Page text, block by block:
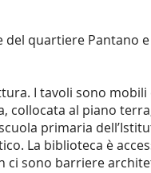
quartiere Pantano
I tavoli sono
al piano
primaria
La biblioteca è
sono barriere